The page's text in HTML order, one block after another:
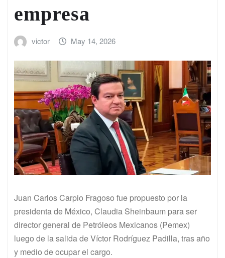
empresa
victor May 14, 2026
Juan Carlos Carpio Fragoso fue propuesto por la
presidenta de México, Claudia Sheinbaum para ser
director general de Petróleos Mexicanos (Pemex)
luego de la salida de Víctor Rodríguez Padilla, tras año
y medio de ocupar el cargo.